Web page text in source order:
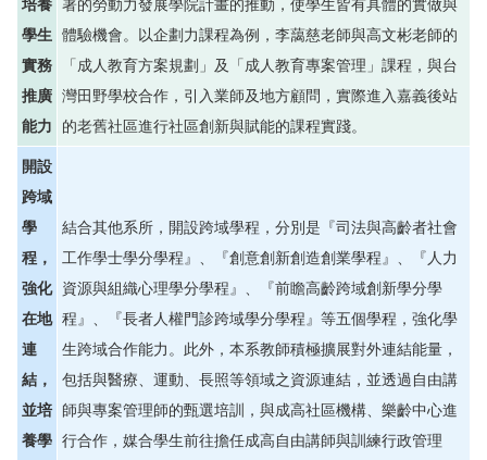
培養
學生
實務
推廣
能力
署的勞動力發展學院計畫的推動，使學生皆有具體的實做與
體驗機會。以企劃力課程為例，李藹慈老師與高文彬老師的
「成人教育方案規劃」及「成人教育專案管理」課程，與台
灣田野學校合作，引入業師及地方顧問，實際進入嘉義後站
的老舊社區進行社區創新與賦能的課程實踐。
開設
跨域
學
程，
強化
在地
連
結，
並培
養學
結合其他系所，開設跨域學程，分別是『司法與高齡者社會
工作學士學分學程』、『創意創新創造創業學程』、『人力
資源與組織心理學分學程』、『前瞻高齡跨域創新學分學
程』、『長者人權門診跨域學分學程』等五個學程，強化學
生跨域合作能力。此外，本系教師積極擴展對外連結能量，
包括與醫療、運動、長照等領域之資源連結，並透過自由講
師與專案管理師的甄選培訓，與成高社區機構、樂齡中心進
行合作，媒合學生前往擔任成高自由講師與訓練行政管理